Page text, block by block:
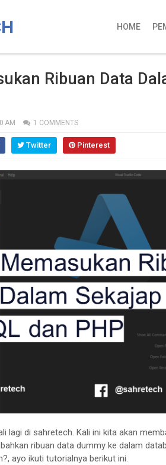
HOME
Ribuan Data
AM 1 COMMENTS
Twitter Pinterest
lagi di sahretech. Kali ini kita akan
ribuan data dummy ke dalam
ayo ikuti tutorialnya berikut ini.